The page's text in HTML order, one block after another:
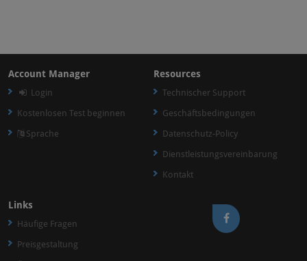
Account Manager
Login
Kostenlosen Test beginnen
Sprache
Resources
Technischer Support
Geschäftsbedingungen
Datenschutz-Policy
Dienstleistungsvereinbarung
Kontakt
Links
Häufige Fragen
Preisgestaltung